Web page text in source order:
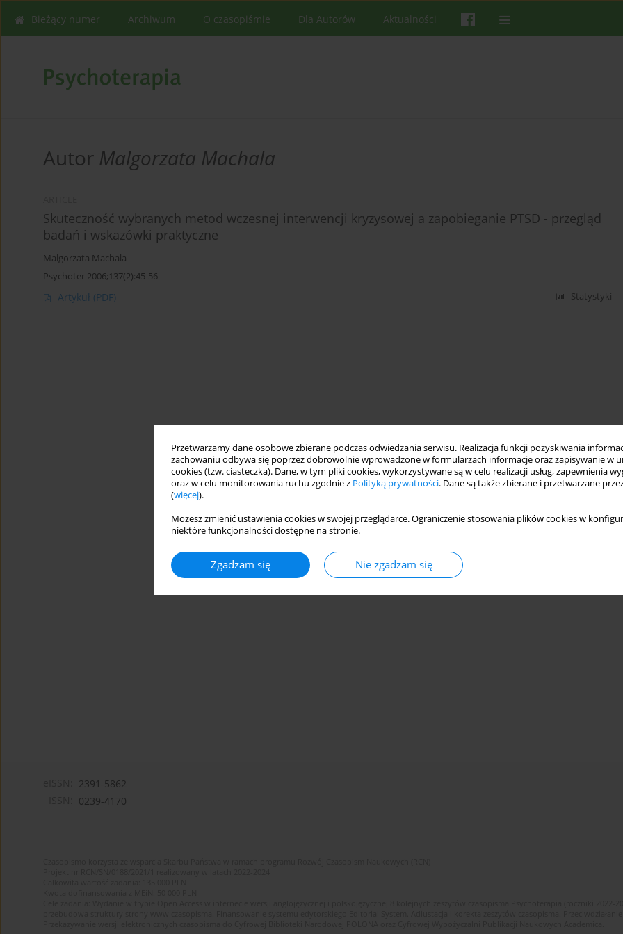
Przetwarzamy dane osobowe zbierane podczas odwiedzania serwisu. Realizacja funkcji pozyskiwania
zachowaniu odbywa się poprzez dobrowolnie wprowadzone w formularzach informacje oraz zapisywanie w
cookies (tzw. ciasteczka). Dane, w tym pliki cookies, wykorzystywane są w celu realizacji usług, zapewnienia
oraz w celu monitorowania ruchu zgodnie z Polityką prywatności. Dane są także zbierane i przetwarzane
(więcej).
Możesz zmienić ustawienia cookies w swojej przeglądarce. Ograniczenie stosowania plików cookies w
niektóre funkcjonalności dostępne na stronie.
Zgadzam się Nie zgadzam się
Bieżący numer Archiwum O czasopiśmie Dla Autorów Aktualności
Autor Malgorzata Machala
Skuteczność wybranych metod wczesnej interwencji kryzysowej a zapobieganie PTSD - przegląd
badań i wskazówki praktyczne
Malgorzata Machala
Psychoter 2006;137(2):45-56
Artykuł (PDF) Statystyki
2391-5862
0239-4170